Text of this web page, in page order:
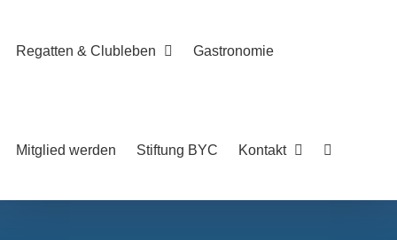
Regatten & Clubleben Gastronomie
Mitglied werden Stiftung BYC Kontakt